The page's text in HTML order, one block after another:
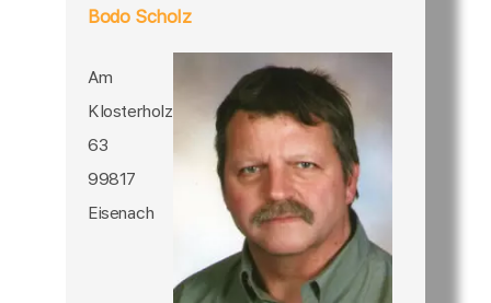
Bodo Scholz
Am
Klosterholz
63
99817
Eisenach